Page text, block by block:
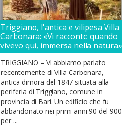
Triggiano, l'antica e vilipesa Villa
Carbonara: «Vi racconto quando
vivevo qui, immersa nella natura»
TRIGGIANO – Vi abbiamo parlato
recentemente di Villa Carbonara,
antica dimora del 1847 situata alla
periferia di Triggiano, comune in
provincia di Bari. Un edificio che fu
abbandonato nei primi anni 90 del 900
per ...